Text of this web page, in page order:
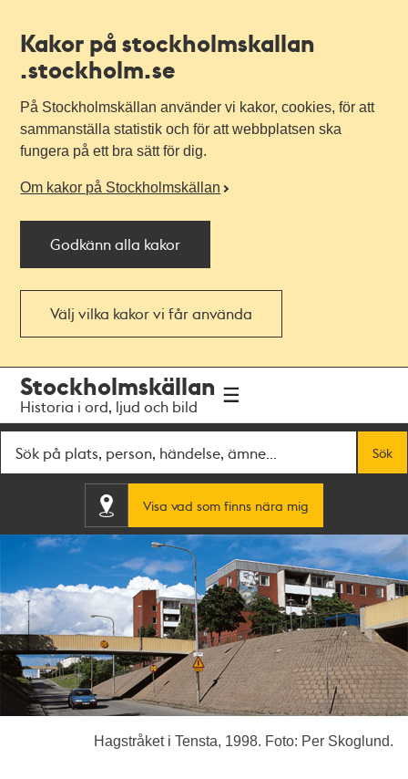
Kakor på stockholmskallan
.stockholm.se
På Stockholmskällan använder vi kakor, cookies, för att
sammanställa statistik och för att webbplatsen ska
fungera på ett bra sätt för dig.
Om kakor på Stockholmskällan
Godkänn alla kakor
Välj vilka kakor vi får använda
navigationen
huvudinnehållet
Stockholmskällan
Historia i ord, ljud och bild
Sök
Visa vad som finns nära mig
Hagstråket i Tensta, 1998. Foto: Per Skoglund.